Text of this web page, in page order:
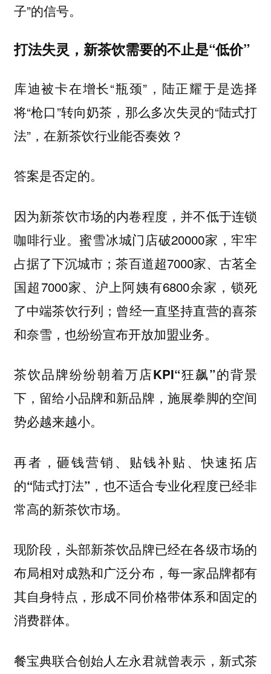
子”的信号。
打法失灵，新茶饮需要的不止是“低价”
库迪被卡在增长“瓶颈”，陆正耀于是选择
将“枪口”转向奶茶，那么多次失灵的“陆式打
法”，在新茶饮行业能否奏效？
答案是否定的。
因为新茶饮市场的内卷程度，并不低于连锁
咖啡行业。蜜雪冰城门店破20000家，牢牢
占据了下沉城市；茶百道超7000家、古茗全
国超7000家、沪上阿姨有6800余家，锁死
了中端茶饮行列；曾经一直坚持直营的喜茶
和奈雪，也纷纷宣布开放加盟业务。
茶饮品牌纷纷朝着万店KPI“狂飙”的背景
下，留给小品牌和新品牌，施展拳脚的空间
势必越来越小。
再者，砸钱营销、贴钱补贴、快速拓店
的“陆式打法”，也不适合专业化程度已经非
常高的新茶饮市场。
现阶段，头部新茶饮品牌已经在各级市场的
布局相对成熟和广泛分布，每一家品牌都有
其自身特点，形成不同价格带体系和固定的
消费群体。
餐宝典联合创始人左永君就曾表示，新式茶